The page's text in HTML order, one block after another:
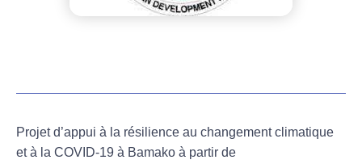
Projet d’appui à la résilience au changement climatique
et à la COVID-19 à Bamako à partir de